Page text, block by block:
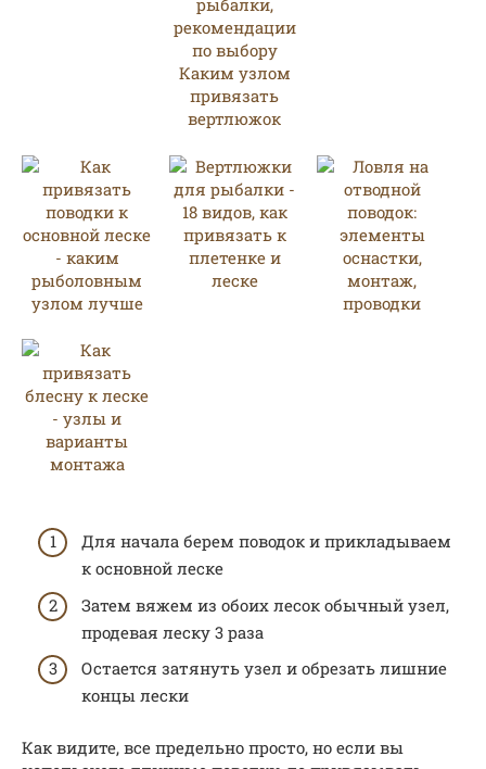
Для начала берем поводок и прикладываем
к основной леске
Затем вяжем из обоих лесок обычный узел,
продевая леску 3 раза
Остается затянуть узел и обрезать лишние
концы лески
Как видите, все предельно просто, но если вы